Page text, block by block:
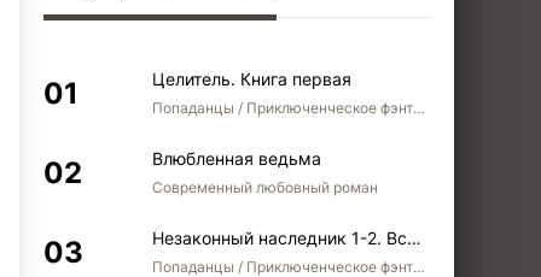
Целитель. Книга первая
Попаданцы / Приключенческое фэнтези / Боевое фэнтези
Влюбленная ведьма
Современный любовный роман
Незаконный наследник 1-2. Вспомнить, кем был. Стать собой. Остаться собой
Попаданцы / Приключенческое фэнтези / Боевое фэнтези / Юмористическое фэнтези